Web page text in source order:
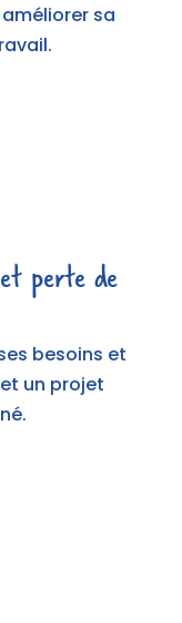
sa
perte de
besoins et
un projet